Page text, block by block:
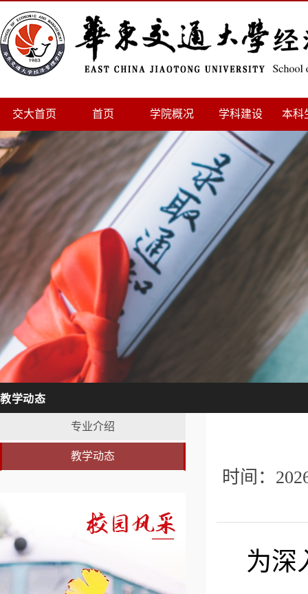
交大首页 首页 学院概况 学科建设 本科
教学动态
专业介绍
教学动态
时间：
为深